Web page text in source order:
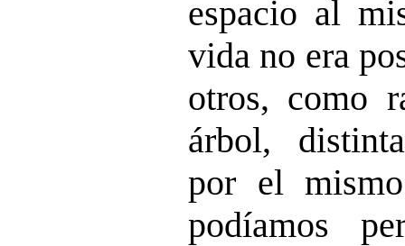
espacio al
vida no era
otros, como
árbol,
por el
podíamos